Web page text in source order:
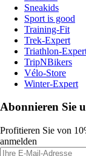
Sneakids
Sport is good
Training-Fit
Trek-Expert
Triathlon-
TripNBikers
Vélo-Store
Winter-Expert
Abonnieren Sie
Profitieren Sie von
anmelden